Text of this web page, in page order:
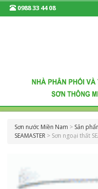
0988 33 44 08
Sơn nước Miền Nam > Sản
SEAMASTER > Sơn ngoại thất